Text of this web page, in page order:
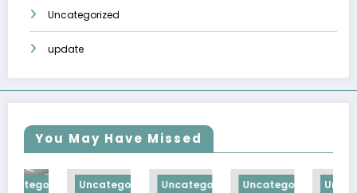
Uncategorized
update
You May Have Missed
Uncategorized Uncategorized Uncategorized